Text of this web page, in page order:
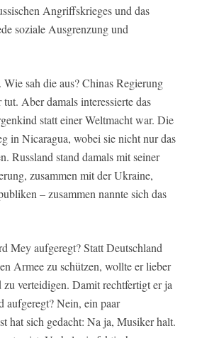
Angriffskrieges und das
soziale Ausgrenzung und
sah die aus? Chinas Regierung
Aber damals interessierte das
statt einer Weltmacht war. Die
in Nicaragua, wobei sie nicht nur das
Russland stand damals mit seiner
zusammen mit der Ukraine,
– zusammen nannte sich das
Mey aufgeregt? Statt Deutschland
Armee zu schützen, wollte er lieber
verteidigen. Damit rechtfertigt er ja
aufgeregt? Nein, ein paar
hat sich gedacht: Na ja, Musiker halt.